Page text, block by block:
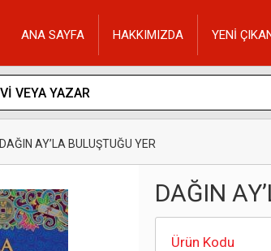
ANA SAYFA HAKKIMIZDA YENİ
DAĞIN AY’LA BULUŞTUĞU YER
DAĞIN
Ürün Kodu